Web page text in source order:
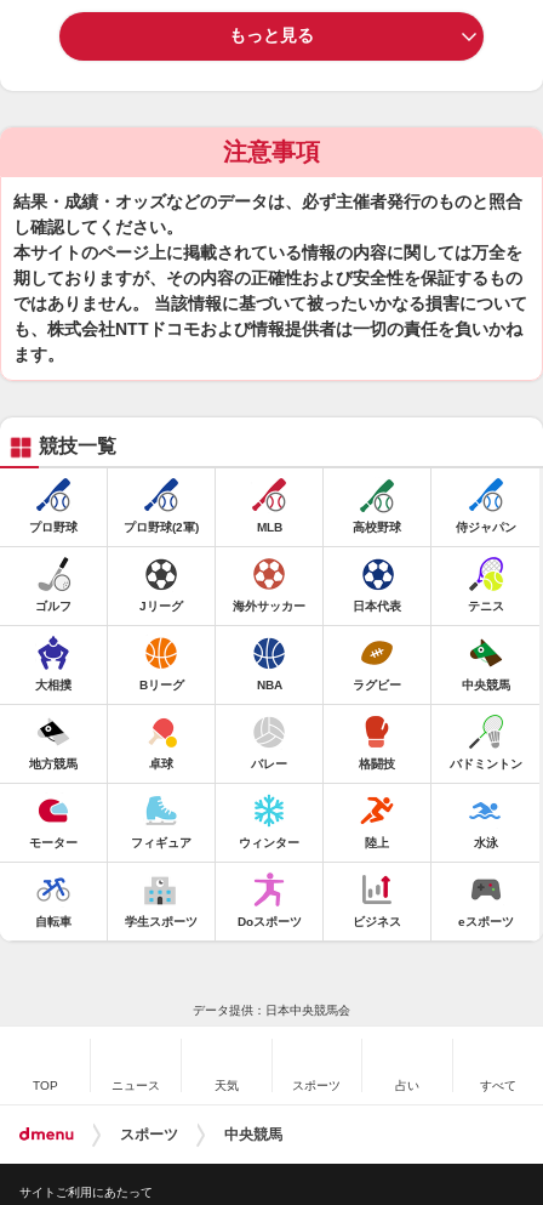
もっと見る
注意事項
結果・成績・オッズなどのデータは、必ず主催者発行のものと照合
し確認してください。
本サイトのページ上に掲載されている情報の内容に関しては万全を
期しておりますが、その内容の正確性および安全性を保証するもの
ではありません。 当該情報に基づいて被ったいかなる損害について
も、株式会社NTTドコモおよび情報提供者は一切の責任を負いかね
ます。
競技一覧
プロ野球 プロ野球(2軍) MLB 高校野球 侍ジャパン
ゴルフ Jリーグ 海外サッカー 日本代表 テニス
大相撲 Bリーグ NBA ラグビー 中央競馬
地方競馬 卓球 バレー 格闘技 バドミントン
モーター フィギュア ウィンター 陸上 水泳
自転車 学生スポーツ Doスポーツ ビジネス eスポーツ
データ提供：日本中央競馬会
TOP ニュース 天気 スポーツ 占い すべて
スポーツ 中央競馬
サイトご利用にあたって